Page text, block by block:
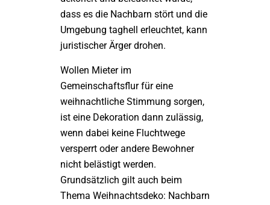
dass es die Nachbarn stört und die
Umgebung taghell erleuchtet, kann
juristischer Ärger drohen.
Wollen Mieter im
Gemeinschaftsflur für eine
weihnachtliche Stimmung sorgen,
ist eine Dekoration dann zulässig,
wenn dabei keine Fluchtwege
versperrt oder andere Bewohner
nicht belästigt werden.
Grundsätzlich gilt auch beim
Thema Weihnachtsdeko: Nachbarn